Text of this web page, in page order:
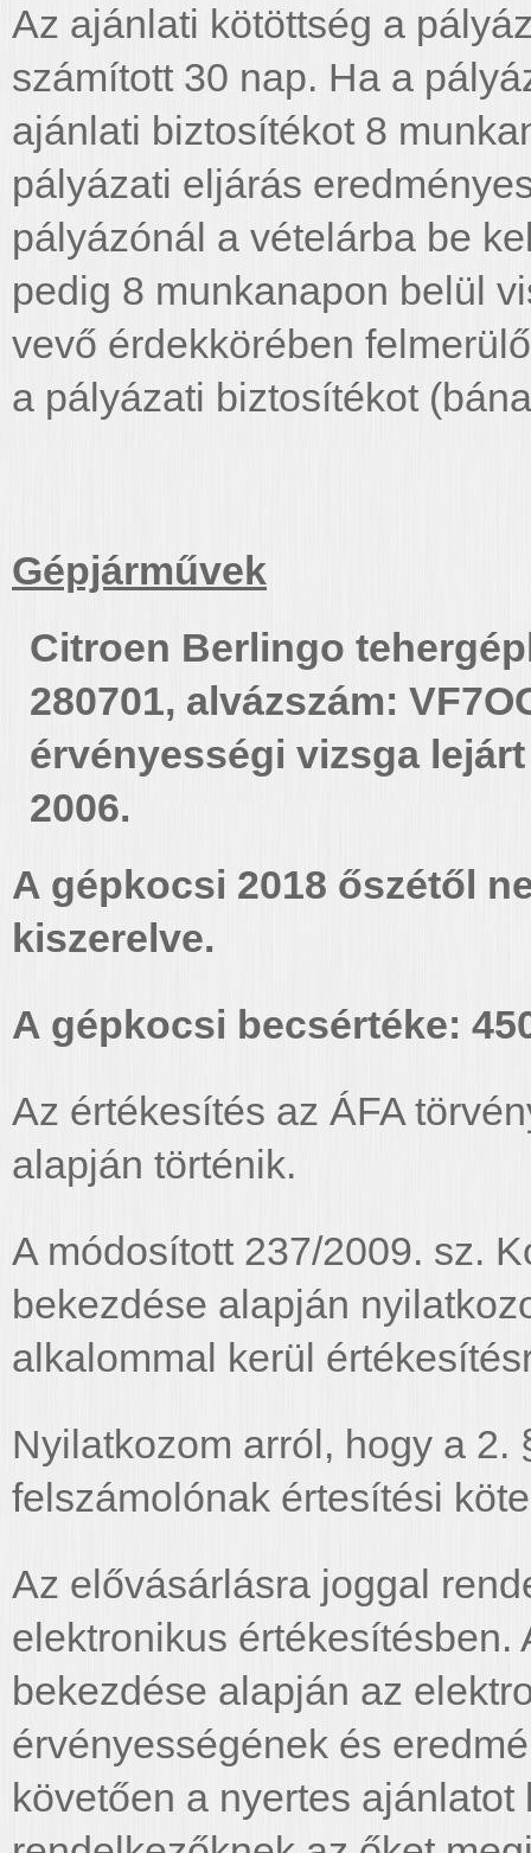
Az ajánlati kötöttség a
számított 30 nap. Ha a
ajánlati biztosítékot 8
pályázati eljárás
pályázónál a vételárba be
pedig 8 munkanapon belül
vevő érdekkörében
a pályázati biztosítékot
Gépjárművek
Citroen Berlingo
280701, alvázszám:
érvényességi vizsga
2006.
A gépkocsi 2018 őszétől
kiszerelve.
A gépkocsi becsértéke:
Az értékesítés az ÁFA
alapján történik.
A módosított 237/2009. sz.
bekezdése alapján
alkalommal kerül
Nyilatkozom arról, hogy a 2.
felszámolónak értesítési
Az elővásárlásra joggal
elektronikus értékesítésben.
bekezdése alapján az
érvényességének és
követően a nyertes